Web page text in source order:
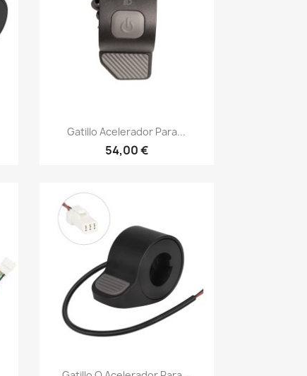
Vista rápida
Gatillo Acelerador Para...
54,00 €
Vista rápida